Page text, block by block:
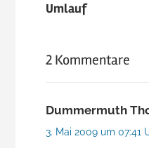
Umlauf
2 Kommentare
Dummermuth
3. Mai 2009 um 07:41